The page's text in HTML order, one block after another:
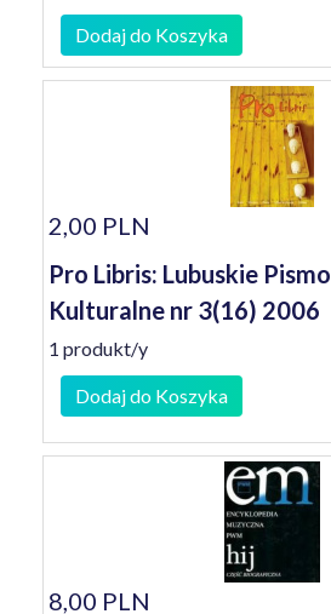
Dodaj do Koszyka
2,00 PLN
Pro Libris: Lubuskie
Kulturalne nr 3(16) 2006
1 produkt/y
Dodaj do Koszyka
8,00 PLN